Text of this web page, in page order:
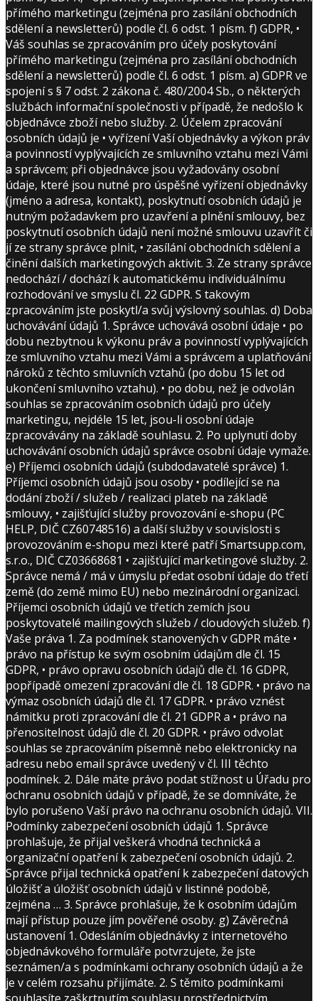
přímého marketingu (zejména pro zasílání obchodních
sdělení a newsletterů) podle čl. 6 odst. 1 písm. f) GDPR, •
Váš souhlas se zpracováním pro účely poskytování
přímého marketingu (zejména pro zasílání obchodních
sdělení a newsletterů) podle čl. 6 odst. 1 písm. a) GDPR ve
spojení s § 7 odst. 2 zákona č. 480/2004 Sb., o některých
službách informační společnosti v případě, že nedošlo k
objednávce zboží nebo služby. 2. Účelem zpracování
osobních údajů je • vyřízení Vaší objednávky a výkon práv
a povinností vyplývajících ze smluvního vztahu mezi Vámi
a správcem; při objednávce jsou vyžadovány osobní
údaje, které jsou nutné pro úspěšné vyřízení objednávky
(jméno a adresa, kontakt), poskytnutí osobních údajů je
nutným požadavkem pro uzavření a plnění smlouvy, bez
poskytnutí osobních údajů není možné smlouvu uzavřít či
jí ze strany správce plnit, • zasílání obchodních sdělení a
činění dalších marketingových aktivit. 3. Ze strany správce
nedochází / dochází k automatickému individuálnímu
rozhodování ve smyslu čl. 22 GDPR. S takovým
zpracováním jste poskytl/a svůj výslovný souhlas. d) Doba
uchovávání údajů 1. Správce uchovává osobní údaje • po
dobu nezbytnou k výkonu práv a povinností vyplývajících
ze smluvního vztahu mezi Vámi a správcem a uplatňování
nároků z těchto smluvních vztahů (po dobu 15 let od
ukončení smluvního vztahu). • po dobu, než je odvolán
souhlas se zpracováním osobních údajů pro účely
marketingu, nejdéle 15 let, jsou-li osobní údaje
zpracovávány na základě souhlasu. 2. Po uplynutí doby
uchovávání osobních údajů správce osobní údaje vymaže.
e) Příjemci osobních údajů (subdodavatelé správce) 1.
Příjemci osobních údajů jsou osoby • podílející se na
dodání zboží / služeb / realizaci plateb na základě
smlouvy, • zajišťující služby provozování e-shopu (PC
HELP, DIČ CZ60748516) a další služby v souvislosti s
provozováním e-shopu mezi které patří Smartsupp.com,
s.r.o., DIČ CZ03668681 • zajišťující marketingové služby. 2.
Správce nemá / má v úmyslu předat osobní údaje do třetí
země (do země mimo EU) nebo mezinárodní organizaci.
Příjemci osobních údajů ve třetích zemích jsou
poskytovatelé mailingových služeb / cloudových služeb. f)
Vaše práva 1. Za podmínek stanovených v GDPR máte •
právo na přístup ke svým osobním údajům dle čl. 15
GDPR, • právo opravu osobních údajů dle čl. 16 GDPR,
popřípadě omezení zpracování dle čl. 18 GDPR. • právo na
výmaz osobních údajů dle čl. 17 GDPR. • právo vznést
námitku proti zpracování dle čl. 21 GDPR a • právo na
přenositelnost údajů dle čl. 20 GDPR. • právo odvolat
souhlas se zpracováním písemně nebo elektronicky na
adresu nebo email správce uvedený v čl. III těchto
podmínek. 2. Dále máte právo podat stížnost u Úřadu pro
ochranu osobních údajů v případě, že se domníváte, že
bylo porušeno Vaší právo na ochranu osobních údajů. VII.
Podmínky zabezpečení osobních údajů 1. Správce
prohlašuje, že přijal veškerá vhodná technická a
organizační opatření k zabezpečení osobních údajů. 2.
Správce přijal technická opatření k zabezpečení datových
úložišť a úložišť osobních údajů v listinné podobě,
zejména … 3. Správce prohlašuje, že k osobním údajům
mají přístup pouze jím pověřené osoby. g) Závěrečná
ustanovení 1. Odesláním objednávky z internetového
objednávkového formuláře potvrzujete, že jste
seznámen/a s podmínkami ochrany osobních údajů a že
je v celém rozsahu přijímáte. 2. S těmito podmínkami
souhlasíte zaškrtnutím souhlasu prostřednictvím